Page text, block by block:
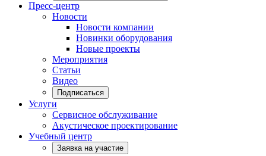
Пресс-центр
Новости
Новости компании
Новинки оборудования
Новые проекты
Мероприятия
Статьи
Видео
Подписаться
Услуги
Сервисное обслуживание
Акустическое проектирование
Учебный центр
Заявка на участие